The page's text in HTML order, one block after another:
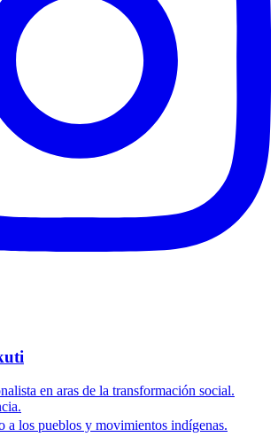
en aras de la transformación social.
a los pueblos y movimientos indígenas.